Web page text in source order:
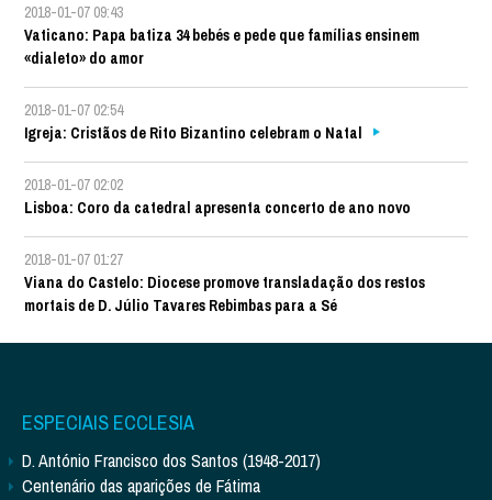
2018-01-07 09:43
Vaticano: Papa batiza 34 bebés e pede que famílias ensinem
«dialeto» do amor
2018-01-07 02:54
Igreja: Cristãos de Rito Bizantino celebram o Natal
2018-01-07 02:02
Lisboa: Coro da catedral apresenta concerto de ano novo
2018-01-07 01:27
Viana do Castelo: Diocese promove transladação dos restos
mortais de D. Júlio Tavares Rebimbas para a Sé
ESPECIAIS ECCLESIA
D. António Francisco dos Santos (1948-2017)
Centenário das aparições de Fátima